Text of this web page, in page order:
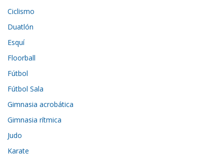
Ciclismo
Duatlón
Esquí
Floorball
Fútbol
Fútbol Sala
Gimnasia acrobática
Gimnasia rítmica
Judo
Karate